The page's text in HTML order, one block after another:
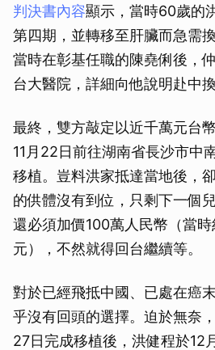
判決書內容顯示，當時60歲的
第四期，並轉移至肝臟而急需
當時在彰基任職的陳堯俐後，
台大醫院，詳細向他說明赴中
最終，雙方敲定以近千萬元台
11月22日前往湖南省長沙市中
移植。豈料洪家抵達當地後，
的供體沒有到位，只剩下一個
還必須加價100萬人民幣（當
元），不然就得回台繼續等。
對於已經飛抵中國、已處在癌
乎沒有回頭的選擇。迫於無奈
27日完成移植後，洪健程於12
取消